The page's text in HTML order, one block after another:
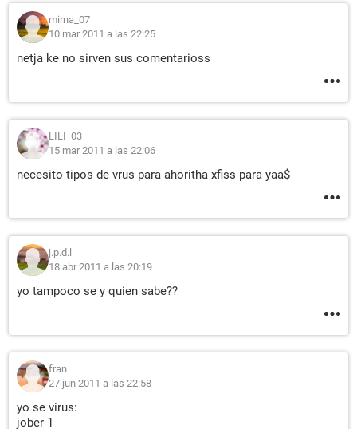
mirna_07
10 mar 2011 a las 22:25
netja ke no sirven sus comentarioss
LILI_03
15 mar 2011 a las 22:06
necesito tipos de vrus para ahoritha xfiss para yaa$
j.p.d.l
18 abr 2011 a las 20:19
yo tampoco se y quien sabe??
fran
27 jun 2011 a las 22:58
yo se virus:
jober 1